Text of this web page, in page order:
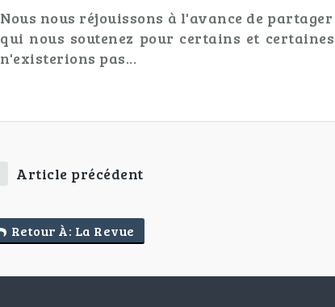
Nous nous réjouissons à l'avance de
qui nous soutenez pour certains et
n'existerions pas...
Article précédent
Retour À: La Revue